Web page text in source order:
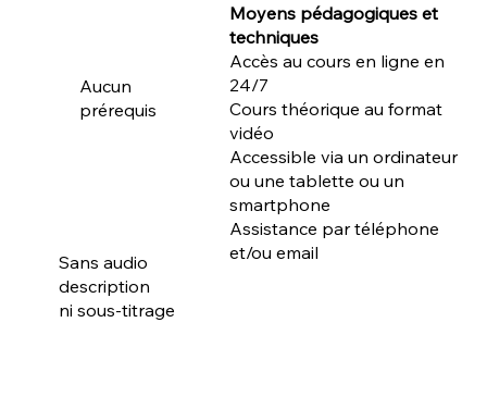
Sans audio
description
ni sous-titrage
Aucun
prérequis
Moyens pédagogiques et
techniques
Accès au cours en ligne en
24/7
Cours théorique au format
vidéo
Accessible via un ordinateur
ou une tablette ou un
smartphone
Assistance par téléphone
et/ou email